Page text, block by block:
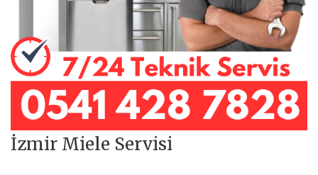
İzmir Miele Servisi